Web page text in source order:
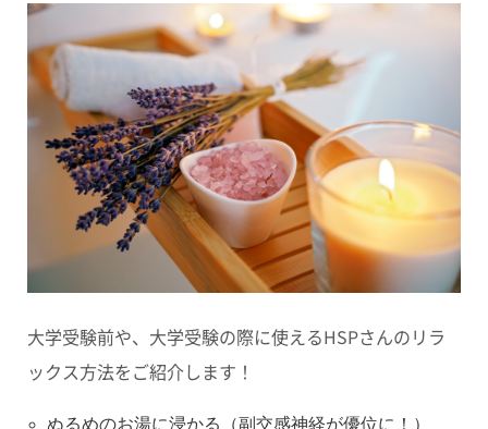
大学受験前や、大学受験の際に使えるHSPさんのリラ
ックス方法をご紹介します！
ぬるめのお湯に浸かる（副交感神経が優位に！）